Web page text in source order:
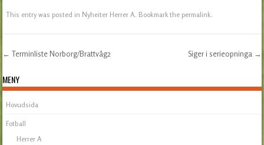
This entry was posted in Nyheiter Herrer A. Bookmark thepermalink.
Post navigation
← Terminliste Norborg/Brattvåg2 Siger i serieopninga →
MENY
Hovudsida
Fotball
Herrer A